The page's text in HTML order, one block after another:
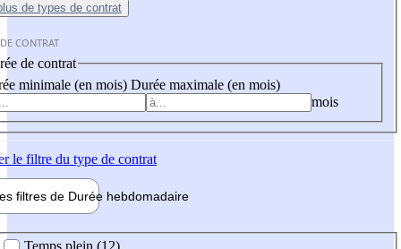
de types de contrat
CONTRAT
de contrat
minimale (en mois) Durée maximale (en mois)
mois
le filtre du type de contrat
filtres de Durée hebdomadaire